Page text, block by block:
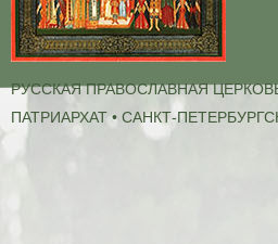
РУССКАЯ ПРАВОСЛАВНАЯ
ПАТРИАРХАТ • САНКТ-